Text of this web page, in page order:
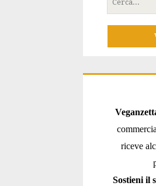
per:
riceve
Sostieni il